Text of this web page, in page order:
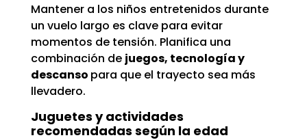
Mantener a los niños entretenidos durante
un vuelo largo es clave para evitar
momentos de tensión. Planifica una
combinación de juegos, tecnología y
descanso para que el trayecto sea más
llevadero.
Juguetes y actividades
recomendadas según la edad